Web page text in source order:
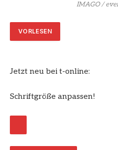
IMAGO /
VORLESEN
Jetzt neu bei t-online:
Schriftgröße anpassen!